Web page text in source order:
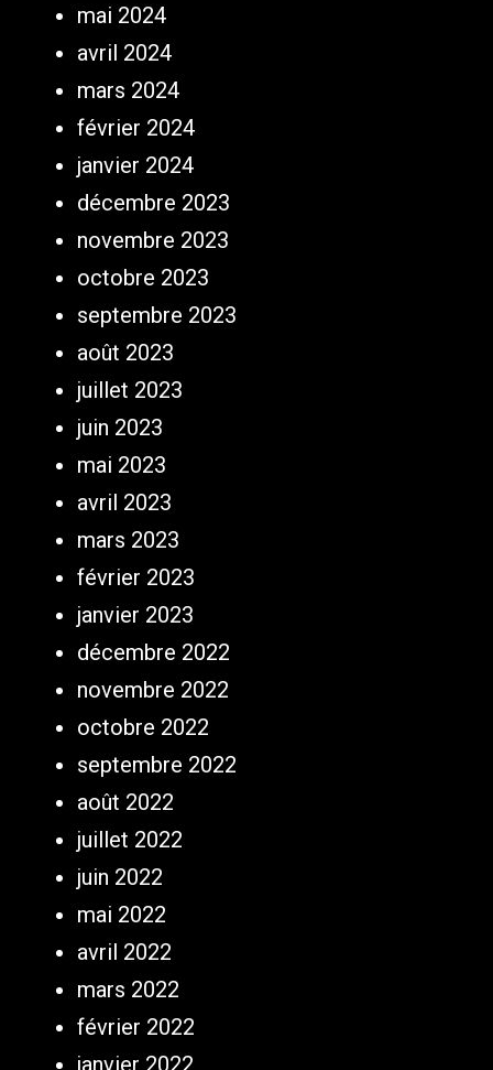
mai 2024
avril 2024
mars 2024
février 2024
janvier 2024
décembre 2023
novembre 2023
octobre 2023
septembre 2023
août 2023
juillet 2023
juin 2023
mai 2023
avril 2023
mars 2023
février 2023
janvier 2023
décembre 2022
novembre 2022
octobre 2022
septembre 2022
août 2022
juillet 2022
juin 2022
mai 2022
avril 2022
mars 2022
février 2022
janvier 2022